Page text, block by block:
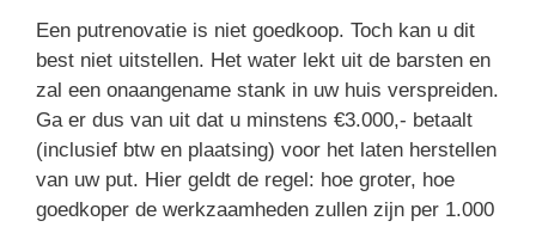
Een putrenovatie is niet goedkoop. Toch kan u dit
best niet uitstellen. Het water lekt uit de barsten en
zal een onaangename stank in uw huis verspreiden.
Ga er dus van uit dat u minstens €3.000,- betaalt
(inclusief btw en plaatsing) voor het laten herstellen
van uw put. Hier geldt de regel: hoe groter, hoe
goedkoper de werkzaamheden zullen zijn per 1.000